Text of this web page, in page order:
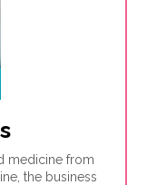
medicine from
the business